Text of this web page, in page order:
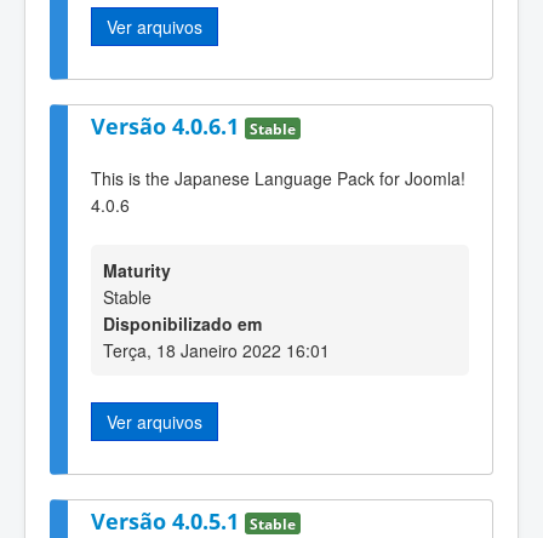
Ver arquivos
Versão 4.0.6.1 Stable
This is the Japanese Language Pack for Joomla!
4.0.6
Maturity
Stable
Disponibilizado em
Terça, 18 Janeiro 2022 16:01
Ver arquivos
Versão 4.0.5.1 Stable